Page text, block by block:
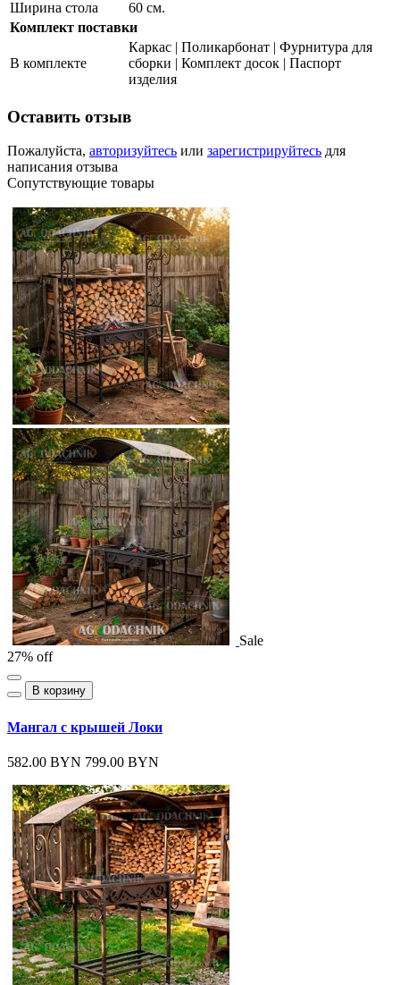
Ширина стола
60 см.
Комплект поставки
В комплекте
Каркас | Поликарбонат | Фурнитура для
сборки | Комплект досок | Паспорт
изделия
Оставить отзыв
Пожалуйста, авторизуйтесь или зарегистрируйтесь для
написания отзыва
Сопутствующие товары
Sale
27% off
В корзину
Мангал с крышей Локи
582.00 BYN 799.00 BYN